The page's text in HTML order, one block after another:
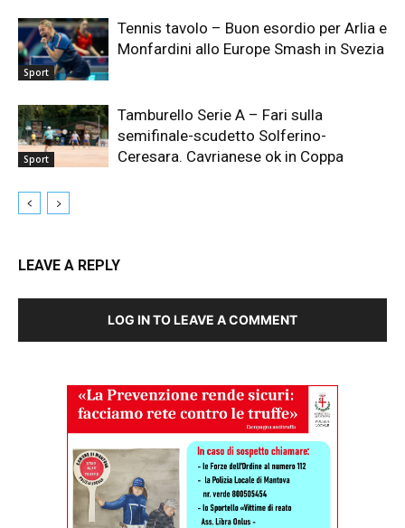
Sport
Tennis tavolo – Buon esordio per Arlia e
Monfardini allo Europe Smash in Svezia
Sport
Tamburello Serie A – Fari sulla
semifinale-scudetto Solferino-
Ceresara. Cavrianese ok in Coppa
LEAVE A REPLY
LOG IN TO LEAVE A COMMENT